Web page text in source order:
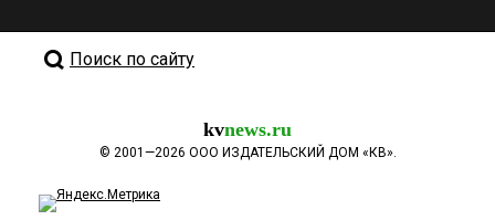
Поиск по сайту
kvnews.ru
© 2001—2026 ООО ИЗДАТЕЛЬСКИЙ ДОМ «КВ».